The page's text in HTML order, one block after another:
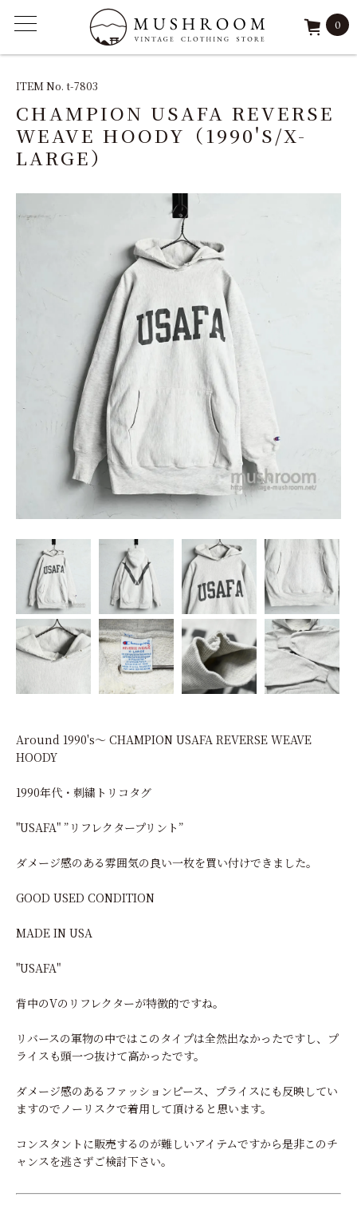
FEATURE
ARCHIVE
SOLD
SHOP
SNS
MY ACCOUNT
0
ITEM No. t-7803
CHAMPION USAFA REVERSE
WEAVE HOODY（1990'S/X-
LARGE）
Around 1990's～ CHAMPION USAFA REVERSE WEAVE
HOODY
1990年代・刺繍トリコタグ
"USAFA" ”リフレクタープリント”
ダメージ感のある雰囲気の良い一枚を買い付けできました。
GOOD USED CONDITION
MADE IN USA
"USAFA"
背中のVのリフレクターが特徴的ですね。
リバースの軍物の中ではこのタイプは全然出なかったですし、プ
ライスも頭一つ抜けて高かったです。
ダメージ感のあるファッションピース、プライスにも反映してい
ますのでノーリスクで着用して頂けると思います。
コンスタントに販売するのが難しいアイテムですから是非このチ
ャンスを逃さずご検討下さい。